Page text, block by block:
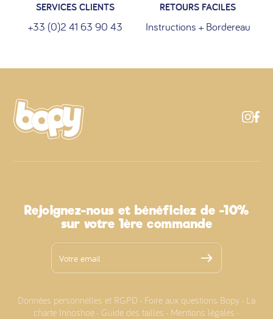
SERVICES CLIENTS
+33 (0)2 41 63 90 43
RETOURS FACILES
Instructions + Bordereau
Rejoignez-nous et bénéficiez de -10%
sur votre 1ère commande
Données personnelles et RGPD - Foire aux questions Bopy - La
charte Innoshoe - Guide des tailles - Mentions légales -